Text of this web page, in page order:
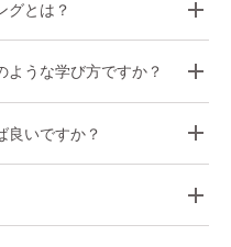
グとは？
ような学び方ですか？
良いですか？